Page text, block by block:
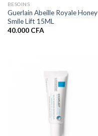
BESOINS
Guerlain Abeille Royale Honey
Smile Lift 15ML
40.000 CFA